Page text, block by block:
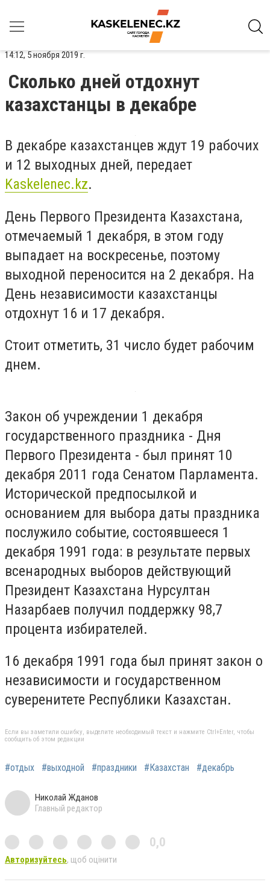
14:12, 5 ноября 2019 г.
Сколько дней отдохнут
казахстанцы в декабре
В декабре казахстанцев ждут 19 рабочих
и 12 выходных дней, передает
Kaskelenec.kz.
День Первого Президента Казахстана,
отмечаемый 1 декабря, в этом году
выпадает на воскресенье, поэтому
выходной переносится на 2 декабря. На
День независимости казахстанцы
отдохнут 16 и 17 декабря.
Стоит отметить, 31 число будет рабочим
днем.
Закон об учреждении 1 декабря
государственного праздника - Дня
Первого Президента - был принят 10
декабря 2011 года Сенатом Парламента.
Исторической предпосылкой и
основанием для выбора даты праздника
послужило событие, состоявшееся 1
декабря 1991 года: в результате первых
всенародных выборов действующий
Президент Казахстана Нурсултан
Назарбаев получил поддержку 98,7
процента избирателей.
16 декабря 1991 года был принят закон о
независимости и государственном
суверенитете Республики Казахстан.
Если вы заметили ошибку, выделите необходимый текст и нажмите Ctrl+Enter, чтобы
сообщить об этом редакции
#отдых #выходной #праздники #Казахстан #декабрь
Николай Жданов
Главный редактор
0,0
Авторизуйтесь, щоб оцінити